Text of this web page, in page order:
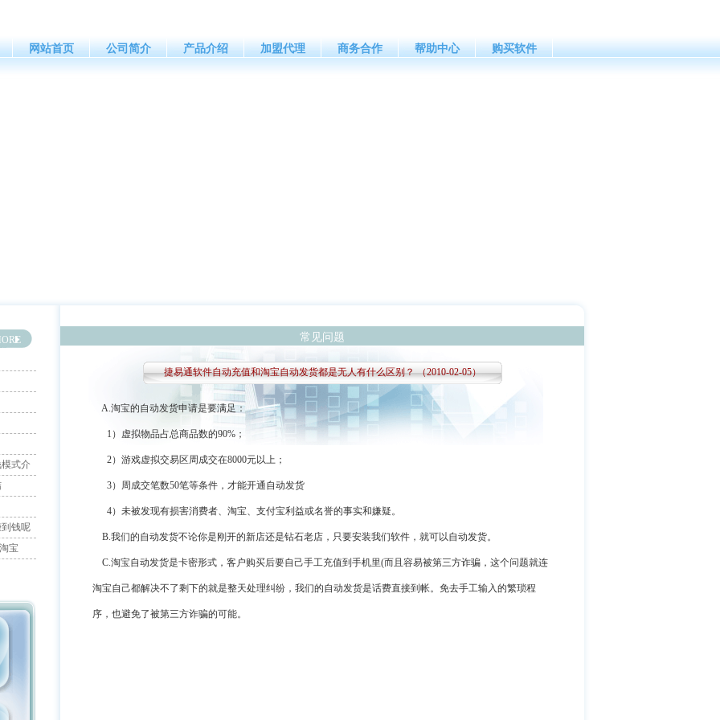
网站首页 公司简介 产品介绍 加盟代理 商务合作 帮助中心 购买软件
式介
钱呢
宝
常见问题
捷易通软件自动充值和淘宝自动发货都是无人有什么区别？ （2010-02-05）
A.淘宝的自动发货申请是要满足：
1）虚拟物品占总商品数的90%；
2）游戏虚拟交易区周成交在8000元以上；
3）周成交笔数50笔等条件，才能开通自动发货
4）未被发现有损害消费者、淘宝、支付宝利益或名誉的事实和嫌疑。
B.我们的自动发货不论你是刚开的新店还是钻石老店，只要安装我们软件，就可以自动发货。
C.淘宝自动发货是卡密形式，客户购买后要自己手工充值到手机里(而且容易被第三方诈骗，这个问题就连
淘宝自己都解决不了剩下的就是整天处理纠纷，我们的自动发货是话费直接到帐。免去手工输入的繁琐程
序，也避免了被第三方诈骗的可能。